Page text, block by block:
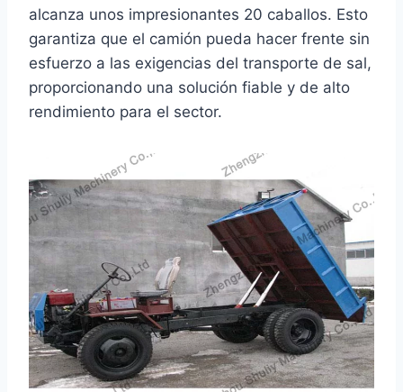
alcanza unos impresionantes 20 caballos. Esto
garantiza que el camión pueda hacer frente sin
esfuerzo a las exigencias del transporte de sal,
proporcionando una solución fiable y de alto
rendimiento para el sector.